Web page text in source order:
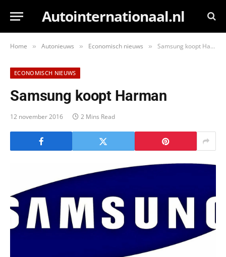
Autointernationaal.nl
Home » Autonieuws » Economisch nieuws » Samsung koopt Harman
ECONOMISCH NIEUWS
Samsung koopt Harman
12 november 2016 2 Mins Read